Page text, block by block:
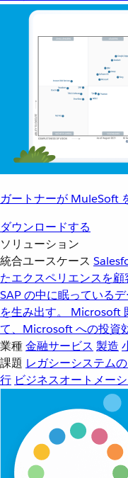
ガートナーが MuleSoft
ダウンロードする
ソリューション
統合ユースケース
たエクスペリエンスを
SAP の中に眠っている
を生み出す。
Microsoft
て、Microsoft への投資
業種金融サービス 製造
課題 レガシーシステム
行 ビジネスオートメー